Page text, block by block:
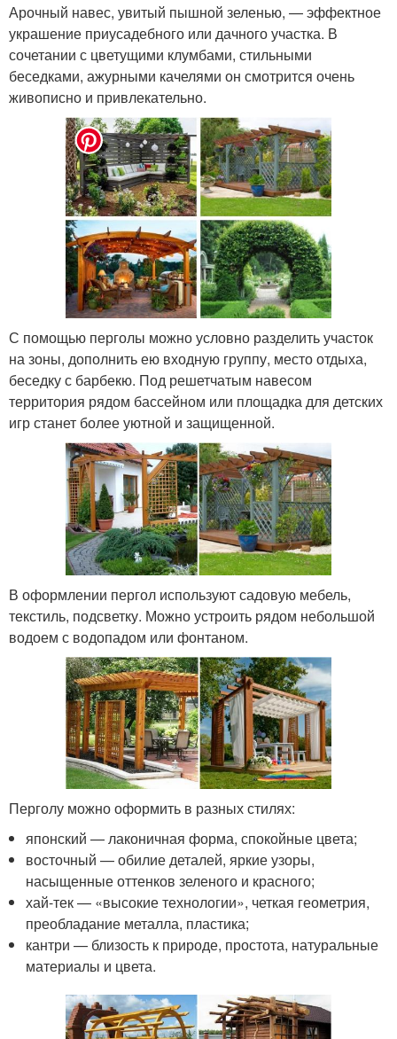
Арочный навес, увитый пышной зеленью, — эффектное
украшение приусадебного или дачного участка. В
сочетании с цветущими клумбами, стильными
беседками, ажурными качелями он смотрится очень
живописно и привлекательно.
С помощью перголы можно условно разделить участок
на зоны, дополнить ею входную группу, место отдыха,
беседку с барбекю. Под решетчатым навесом
территория рядом бассейном или площадка для детских
игр станет более уютной и защищенной.
В оформлении пергол используют садовую мебель,
текстиль, подсветку. Можно устроить рядом небольшой
водоем с водопадом или фонтаном.
Перголу можно оформить в разных стилях:
японский — лаконичная форма, спокойные цвета;
восточный — обилие деталей, яркие узоры,
насыщенные оттенков зеленого и красного;
хай-тек — «высокие технологии», четкая геометрия,
преобладание металла, пластика;
кантри — близость к природе, простота, натуральные
материалы и цвета.